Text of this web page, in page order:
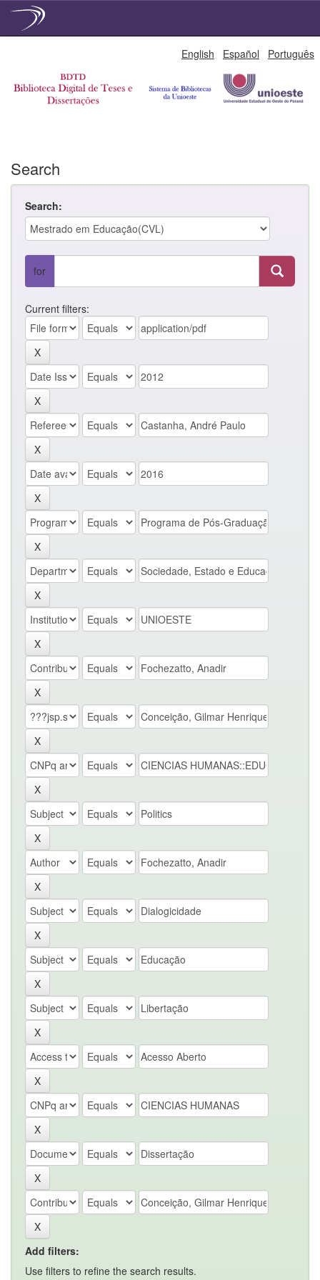
English Español Português
Search
Search:
for
Current filters:
Add filters:
Use filters to refine the search results.